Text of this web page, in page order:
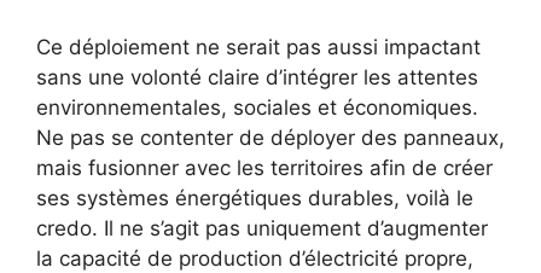
Ce déploiement ne serait pas aussi impactant
sans une volonté claire d’intégrer les attentes
environnementales, sociales et économiques.
Ne pas se contenter de déployer des panneaux,
mais fusionner avec les territoires afin de créer
ses systèmes énergétiques durables, voilà le
credo. Il ne s’agit pas uniquement d’augmenter
la capacité de production d’électricité propre,